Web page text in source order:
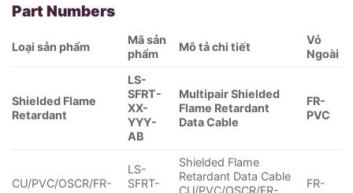
Part Numbers
Loại sản phẩm
Mã sản
phẩm
Mô tả chi tiết
Vỏ
Ngoài
Shielded Flame
Retardant
LS-
SFRT-
XX-
YYY-
AB
Multipair Shielded
Flame Retardant
Data Cable
FR-
PVC
CU/PVC/OSCR/FR-
LS-
SFRT-
Shielded Flame
Retardant Data Cable
FR-